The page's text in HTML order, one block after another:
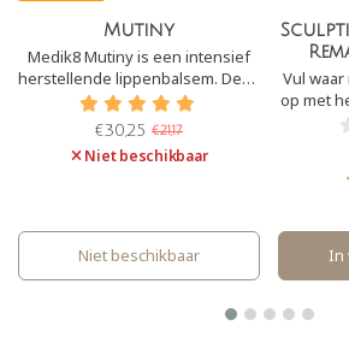
Mutiny
Medik8 Mutiny is een intensief
herstellende lippenbalsem. Deze
lipbalm geeft onmiddellijke en
langdurige hydratatie om snel
droge lippen te verminderen.
€30,25 €21,17
Niet beschikbaar
Niet beschikbaar
Vul
op met
je te
In